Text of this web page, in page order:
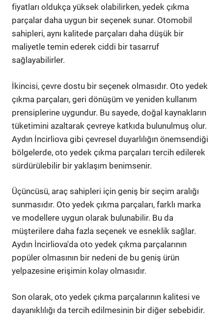
fiyatları oldukça yüksek olabilirken, yedek çıkma
parçalar daha uygun bir seçenek sunar. Otomobil
sahipleri, aynı kalitede parçaları daha düşük bir
maliyetle temin ederek ciddi bir tasarruf
sağlayabilirler.
İkincisi, çevre dostu bir seçenek olmasıdır. Oto yedek
çıkma parçaları, geri dönüşüm ve yeniden kullanım
prensiplerine uygundur. Bu sayede, doğal kaynakların
tüketimini azaltarak çevreye katkıda bulunulmuş olur.
Aydın İncirliova gibi çevresel duyarlılığın önemsendiği
bölgelerde, oto yedek çıkma parçaları tercih edilerek
sürdürülebilir bir yaklaşım benimsenir.
Üçüncüsü, araç sahipleri için geniş bir seçim aralığı
sunmasıdır. Oto yedek çıkma parçaları, farklı marka
ve modellere uygun olarak bulunabilir. Bu da
müşterilere daha fazla seçenek ve esneklik sağlar.
Aydın İncirliova'da oto yedek çıkma parçalarının
popüler olmasının bir nedeni de bu geniş ürün
yelpazesine erişimin kolay olmasıdır.
Son olarak, oto yedek çıkma parçalarının kalitesi ve
dayanıklılığı da tercih edilmesinin bir diğer sebebidir.